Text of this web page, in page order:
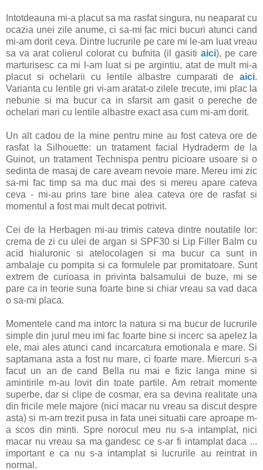
Intotdeauna mi-a placut sa ma rasfat singura, nu neaparat cu
ocazia unei zile anume, ci sa-mi fac mici bucuri atunci cand
mi-am dorit ceva. Dintre lucrurile pe care mi le-am luat vreau
sa va arat colierul colorat cu bufnita (il gasiti aici), pe care
marturisesc ca mi l-am luat si pe argintiu, atat de mult mi-a
placut si ochelarii cu lentile albastre cumparati de aici.
Varianta cu lentile gri vi-am aratat-o zilele trecute, imi plac la
nebunie si ma bucur ca in sfarsit am gasit o pereche de
ochelari mari cu lentile albastre exact asa cum mi-am dorit.
Un alt cadou de la mine pentru mine au fost cateva ore de
rasfat la Silhouette: un tratament facial Hydraderm de la
Guinot, un tratament Technispa pentru picioare usoare si o
sedinta de masaj de care aveam nevoie mare. Mereu imi zic
sa-mi fac timp sa ma duc mai des si mereu apare cateva
ceva - mi-au prins tare bine alea cateva ore de rasfat si
momentul a fost mai mult decat potrivit.
Cei de la Herbagen mi-au trimis cateva dintre noutatile lor:
crema de zi cu ulei de argan si SPF30 si Lip Filler Balm cu
acid hialuronic si atelocolagen si ma bucur ca sunt in
ambalaje cu pompita si ca formulele par promitatoare. Sunt
extrem de curioasa in privinta balsamului de buze, mi se
pare ca in teorie suna foarte bine si chiar vreau sa vad daca
o sa-mi placa.
Momentele cand ma intorc la natura si ma bucur de lucrurile
simple din jurul meu imi fac foarte bine si incerc sa apelez la
ele, mai ales atunci cand incarcatura emotionala e mare. Si
saptamana asta a fost nu mare, ci foarte mare. Miercuri s-a
facut un an de cand Bella nu mai e fizic langa mine si
amintirile m-au lovit din toate partile. Am retrait momente
superbe, dar si clipe de cosmar, era sa devina realitate una
din fricile mele majore (nici macar nu vreau sa discut despre
asta) si m-am trezit pusa in fata unei situatii care aproape m-
a scos din minti. Spre norocul meu nu s-a intamplat, nici
macar nu vreau sa ma gandesc ce s-ar fi intamplat daca ...
important e ca nu s-a intamplat si lucrurile au reintrat in
normal.